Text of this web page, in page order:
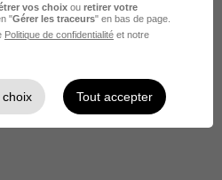
métallurgie, plasturgie...
vos choix ou retirer votre
"Gérer les traceurs" en bas de page.
Politique de confidentialité et notre
Tout accepter